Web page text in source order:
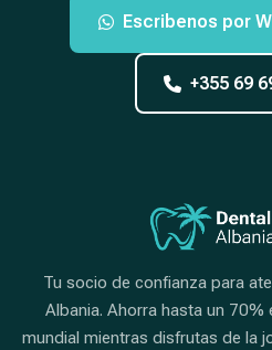
Escribenos por
+355 69
Tu socio de confianza para
Albania. Ahorra hasta un
mundial mientras disfrutas de la